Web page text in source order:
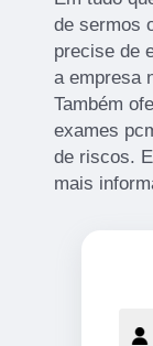
de sermos
precise de
a empresa
Também
exames
de riscos.
mais